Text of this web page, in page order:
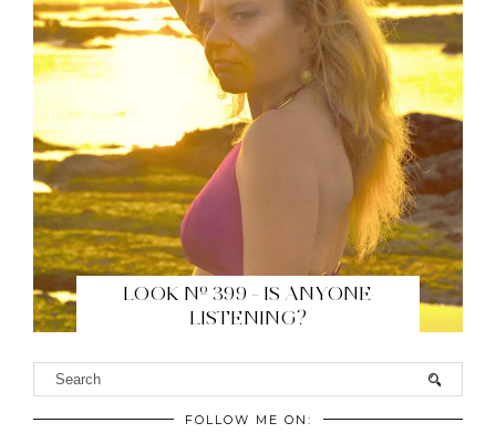
LOOK Nº 399 - IS ANYONE
LISTENING?
FOLLOW ME ON: